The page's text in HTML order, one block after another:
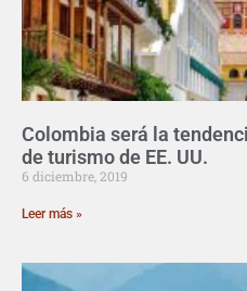
Colombia será la
de turismo de EE. UU.
6 diciembre, 2019
Leer más »